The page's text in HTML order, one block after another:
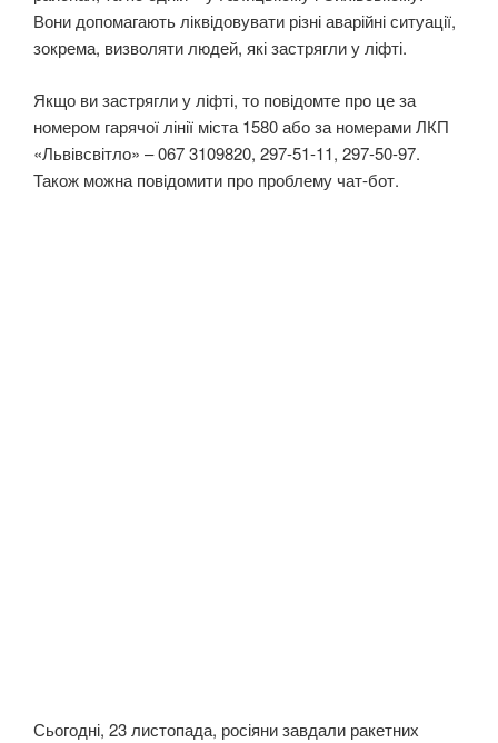
Вони допомагають ліквідовувати різні аварійні ситуації,
зокрема, визволяти людей, які застрягли у ліфті.
Якщо ви застрягли у ліфті, то повідомте про це за
номером гарячої лінії міста 1580 або за номерами ЛКП
«Львівсвітло» – 067 3109820, 297-51-11, 297-50-97.
Також можна повідомити про проблему чат-бот.
Сьогодні, 23 листопада, росіяни завдали ракетних